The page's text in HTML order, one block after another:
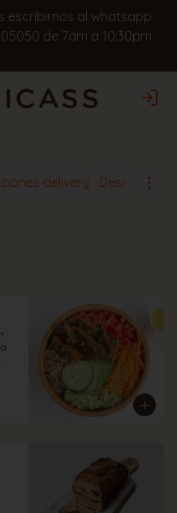
escribirnos al whatsapp
de 7am a 10:30pm
Login
delivery Desayunos